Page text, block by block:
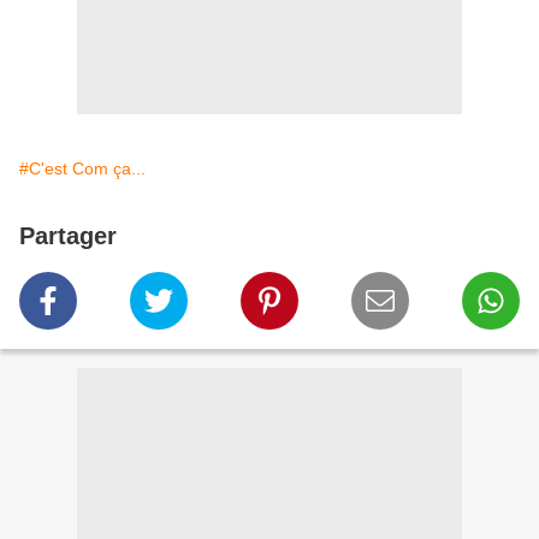
#C'est Com ça...
Partager